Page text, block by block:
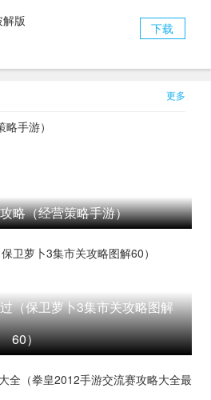
下载
版
更多
略（经营策略手游）
（保卫萝卜3集市关攻略图解
60）